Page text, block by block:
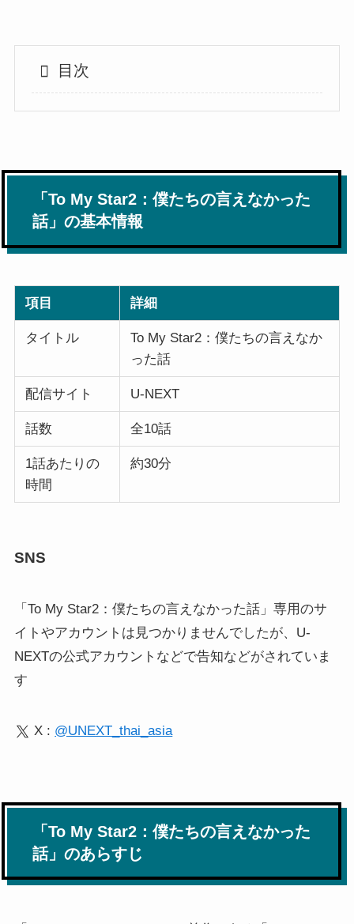
目次
「To My Star2：僕たちの言えなかった
話」の基本情報
項目 詳細
タイトル
To My Star2：僕たちの言えなか
った話
配信サイト U-NEXT
話数 全10話
1話あたりの
時間
約30分
SNS
「To My Star2：僕たちの言えなかった話」専用のサ
イトやアカウントは見つかりませんでしたが、U-
NEXTの公式アカウントなどで告知などがされていま
す
X : @UNEXT_thai_asia
「To My Star2：僕たちの言えなかった
話」のあらすじ